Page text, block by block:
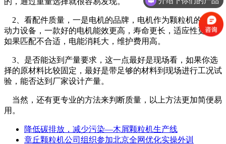
2、看配件质量，一是电机的品牌，电机作为颗粒机的主要
动力设备，一款好的电机能效更高，寿命更长，适应性更强，
如果匹配不合适，电能消耗大，维护费用高。
3、是否能达到产量要求，这一点最好是现场看，如果你选
择的原材料比较固定，最好是带足够的材料到现场进行工况试
验，能否达到厂家设计产量。
当然，还有更专业的方法来判断质量，以上方法更加简便易
用。
降低碳排放，减少污染—木屑颗粒机生产线
章丘颗粒机公司组织参加北京全网优化实操外训